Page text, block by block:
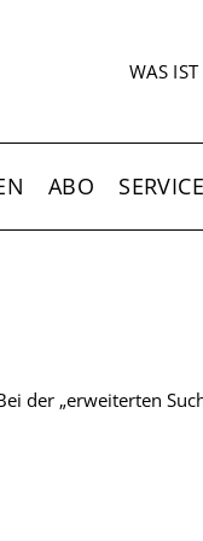
WAS IST
ABO
der „erweiterten